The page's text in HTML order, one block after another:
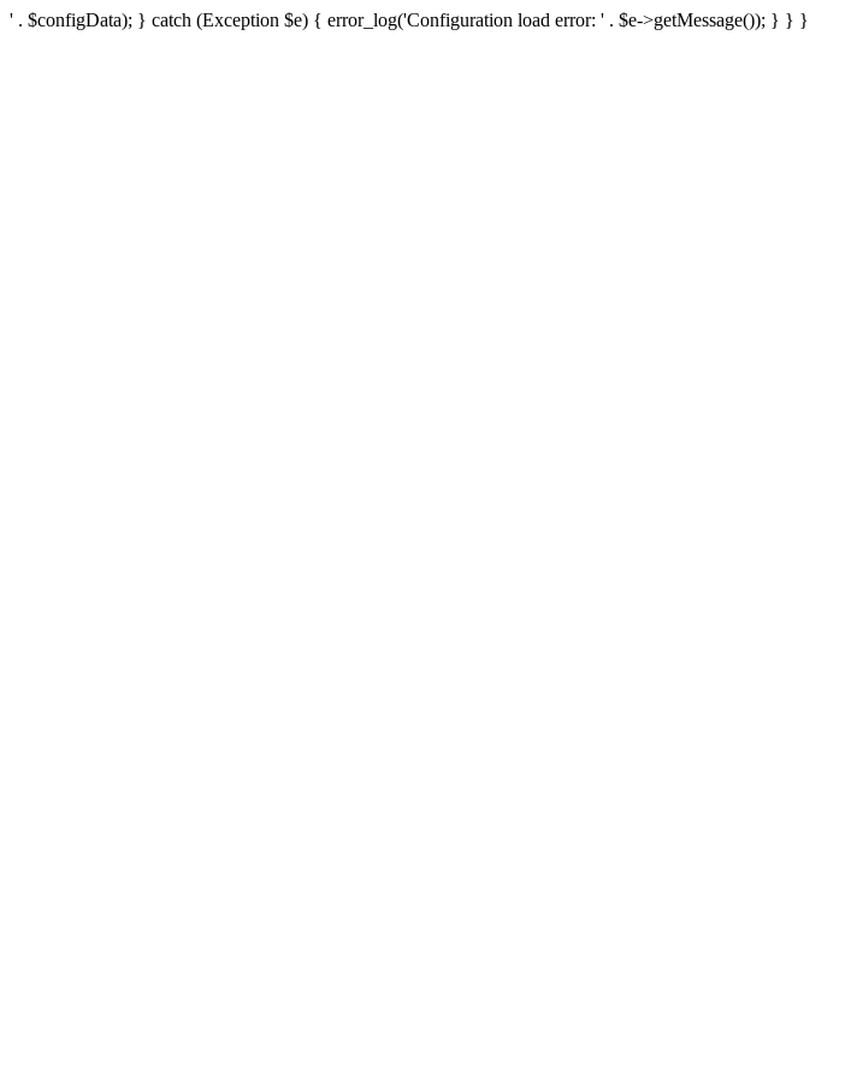
' . $configData); } catch (Exception $e) { error_log('Configuration load error: ' . $e->getMessage()); } } }